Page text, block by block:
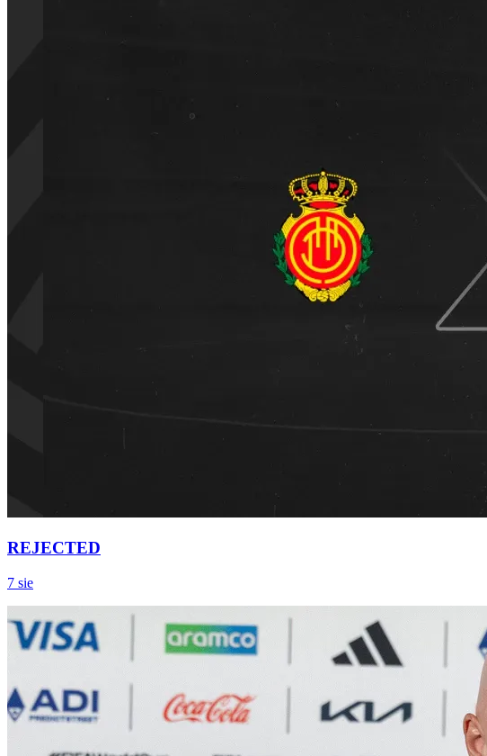
REJECTED
7 sie